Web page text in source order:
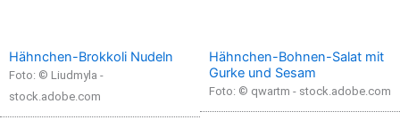
Hähnchen-Brokkoli Nudeln
Foto: © Liudmyla -
stock.adobe.com
Hähnchen-Bohnen-Salat mit
Gurke und Sesam
Foto: © qwartm - stock.adobe.com